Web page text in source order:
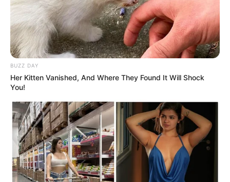
26 Februari2006 Kuala Lumpur Malaysia
Umur:
20 Tahun
Profesi:
Model,Youtuber
Edit
Fateh Halilintar adalah seorang YouTuber yang berkebangsaan
Indonesia dan lahir di Kuala Lumpur, Maalaysia.
Ia populer sebagai salah satu keluarga Gen Halilintar yang fokus
BUZZ DAY
Her Kitten Vanished, And Where They Found It Will Shock
You!